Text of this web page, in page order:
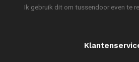
Ik gebruik dit om tussendoor even te